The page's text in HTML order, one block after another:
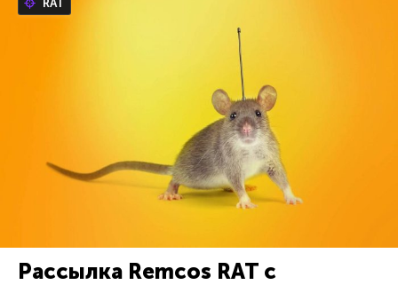
RAT
Рассылка Remcos RAT с